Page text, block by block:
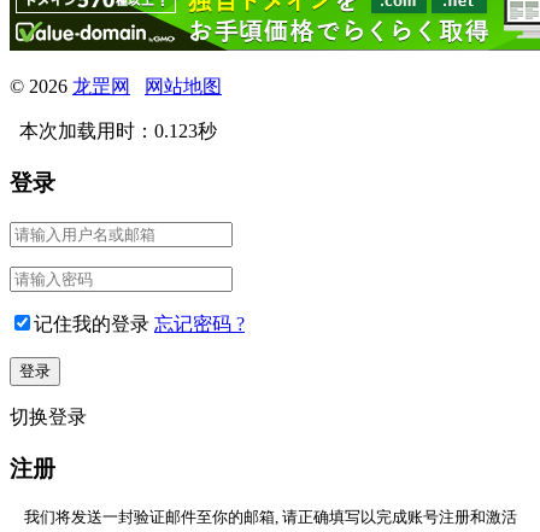
© 2026 龙罡网 网站地图
本次加载用时：0.123秒
登录
记住我的登录 忘记密码 ?
切换登录
注册
我们将发送一封验证邮件至你的邮箱, 请正确填写以完成账号注册和激活